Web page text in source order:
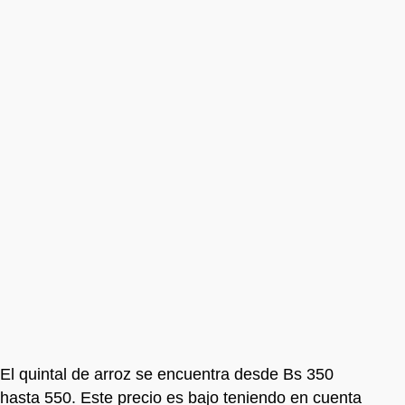
El quintal de arroz se encuentra desde Bs 350
hasta 550. Este precio es bajo teniendo en cuenta